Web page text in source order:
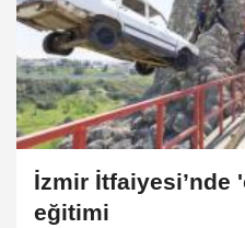
İzmir İtfaiyesi’nde
eğitimi